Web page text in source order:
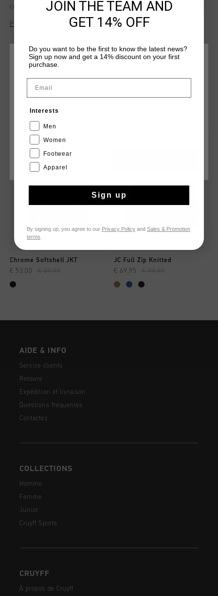
combining comfort, visibility, and movement. Features front
pockets, reflective accents, and Montserrat logo branding on
the back for functional style. The regular fit ensures comfort
Plus d’information
TU POURRAIS AIMER
Chrome Softshell JKT
€ 53,00 € 89,95
JC Full Zip Knitted
€ 69,95 € 99,95
AIDE & INFO
Service clients
Retours
Expédition et livraison
Questions fréquentes
Contactez
COLLECTIONS
Homme
Femme
Junior
Cruyff Sports
CRUYFF
À propos de Cruyff
CHOISISSEZ VOTRE EMPLACEMENT ET VOTRE
France
JOIN THE TEAM AND
GET 14% OFF
Do you want to be the first to know the latest news?
Sign up now and get a 14% discount on your first
purchase.
Email
Interests
Men
Women
Footwear
Apparel
Sign up
By signing up, you agree to our Privacy Policy and Sales & Promotion
terms